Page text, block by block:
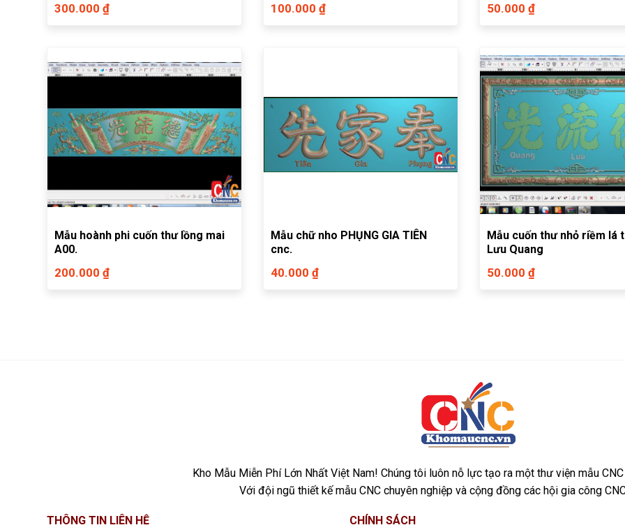
300.000 ₫ 100.000 ₫ 50.000 ₫
Mẫu hoành phi cuốn thư lồng mai
A00.
200.000 ₫
Mẫu chữ nho PHỤNG GIA TIÊN
cnc.
40.000 ₫
Mẫu cuốn thư nhỏ riềm lá
Lưu Quang
50.000 ₫
Kho Mẫu Miễn Phí Lớn Nhất Việt Nam! Chúng tôi luôn nỗ lực tạo ra một thư viện mẫu
Với đội ngũ thiết kế mẫu CNC chuyên nghiệp và cộng đồng các hội gia công
THÔNG TIN LIÊN HỆ CHÍNH SÁCH